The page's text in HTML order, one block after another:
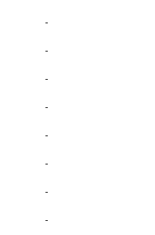
-
-
-
-
-
-
-
-